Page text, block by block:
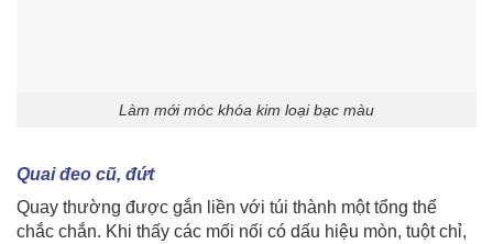
Làm mới móc khóa kim loại bạc màu
Quai đeo cũ, đứt
Quay thường được gắn liền với túi thành một tổng thể
chắc chắn. Khi thấy các mối nối có dấu hiệu mòn, tuột chỉ,